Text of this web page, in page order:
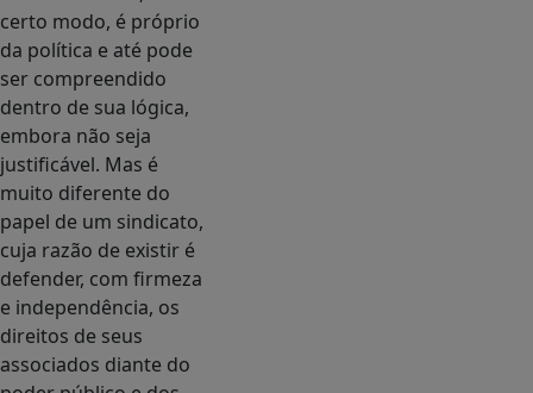
certo modo, é próprio
da política e até pode
ser compreendido
dentro de sua lógica,
embora não seja
justificável. Mas é
muito diferente do
papel de um sindicato,
cuja razão de existir é
defender, com firmeza
e independência, os
direitos de seus
associados diante do